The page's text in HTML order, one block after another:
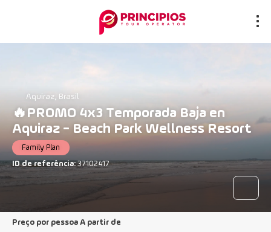
Aquiraz, Brasil
🔥PROMO 4x3 Temporada Baja en
Aquiraz - Beach Park Wellness Resort
Family Plan
ID de referência: 37102417
preço por pessoa A partir de